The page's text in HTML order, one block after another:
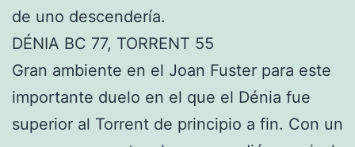
de uno descendería.
DÉNIA BC 77, TORRENT 55
Gran ambiente en el Joan Fuster para este
importante duelo en el que el Dénia fue
superior al Torrent de principio a fin. Con un